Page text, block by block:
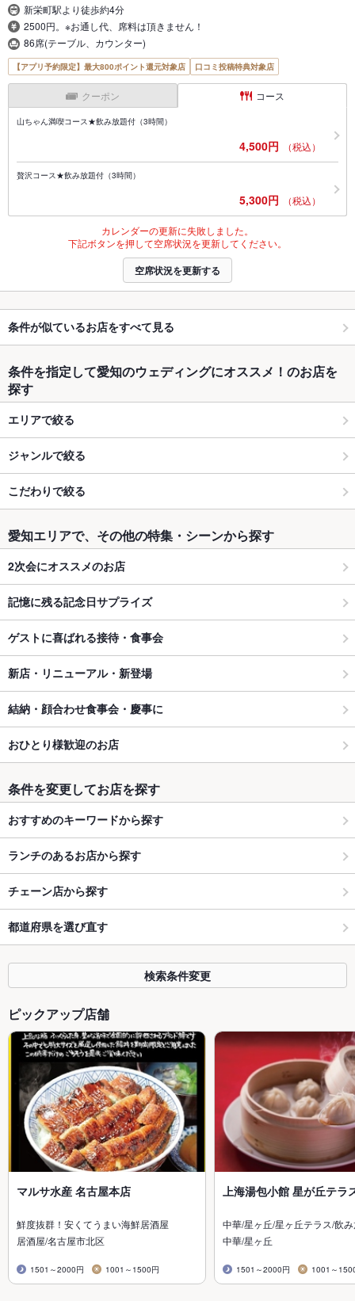
新栄町駅より徒歩約4分
2500円。※お通し代、席料は頂きません！
86席(テーブル、カウンター)
【アプリ予約限定】最大800ポイント還元対象店 口コミ投稿特典対象店
クーポン コース
山ちゃん満喫コース★飲み放題付（3時間）
4,500円 （税込）
贅沢コース★飲み放題付（3時間）
5,300円 （税込）
カレンダーの更新に失敗しました。
下記ボタンを押して空席状況を更新してください。
空席状況を更新する
条件が似ているお店をすべて見る
条件を指定して愛知のウェディングにオススメ！のお店を
探す
エリアで絞る
ジャンルで絞る
こだわりで絞る
愛知エリアで、その他の特集・シーンから探す
2次会にオススメのお店
記憶に残る記念日サプライズ
ゲストに喜ばれる接待・食事会
新店・リニューアル・新登場
結納・顔合わせ食事会・慶事に
おひとり様歓迎のお店
条件を変更してお店を探す
おすすめのキーワードから探す
ランチのあるお店から探す
チェーン店から探す
都道府県を選び直す
検索条件変更
ピックアップ店舗
マルサ水産 名古屋本店
鮮度抜群！安くてうまい海鮮居酒屋
居酒屋/名古屋市北区
1501～2000円 1001～1500円
上海湯包小館 星が丘テラ
中華/星ヶ丘/星ヶ丘テラス/飲
中華/星ヶ丘
1501～2000円 1001～